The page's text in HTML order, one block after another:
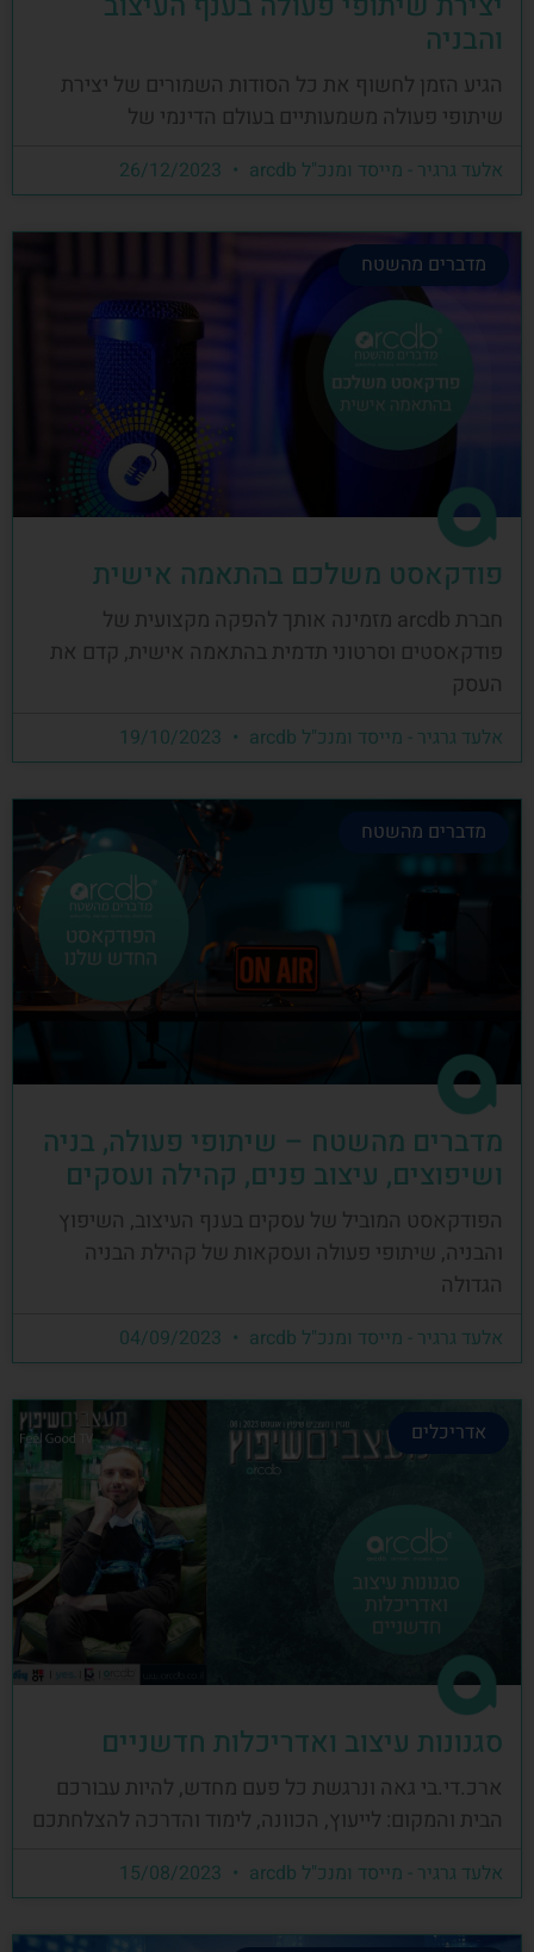
והבניה
הגיע הזמן לחשוף את כל הסודות השמורים של יצירת
שיתופי פעולה משמעותיים בעולם הדינמי של
אלעד גרגיר - מייסד ומנכ"ל arcdb
מדברים מהשטח
פודקאסט משלכם בהתאמה אישית
חברת arcdb מזמינה אותך להפקה מקצועית של
פודקאסטים וסרטוני תדמית בהתאמה אישית, קדם את
העסק
אלעד גרגיר - מייסד ומנכ"ל arcdb
מדברים מהשטח
מדברים מהשטח – שיתופי פעולה, בניה
ושיפוצים, עיצוב פנים, קהילה ועסקים
הפודקאסט המוביל של עסקים בענף העיצוב, השיפוץ
והבניה, שיתופי פעולה ועסקאות של קהילת הבניה
הגדולה
אלעד גרגיר - מייסד ומנכ"ל arcdb
אדריכלים
סגנונות עיצוב ואדריכלות חדשניים
ארכ.די.בי גאה ונרגשת כל פעם מחדש, להיות עבורכם
הבית והמקום: לייעוץ, הכוונה, לימוד והדרכה להצלחתכם
אלעד גרגיר - מייסד ומנכ"ל arcdb